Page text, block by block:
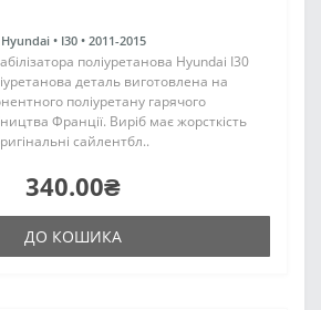
Hyundai • I30 • 2011-2015
поліуретанова Hyundai I30
деталь виготовлена на
поліуретану гарячого
Франції. Виріб має жорсткість
сайлентбл..
340.00₴
ДО КОШИКА